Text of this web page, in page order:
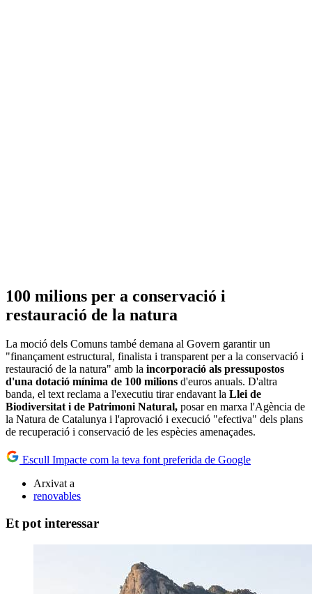
100 milions per a conservació i
restauració de la natura
La moció dels Comuns també demana al Govern garantir un
"finançament estructural, finalista i transparent per a la conservació i
restauració de la natura" amb la incorporació als pressupostos
d'una dotació mínima de 100 milions d'euros anuals. D'altra
banda, el text reclama a l'executiu tirar endavant la Llei de
Biodiversitat i de Patrimoni Natural, posar en marxa l'Agència de
la Natura de Catalunya i l'aprovació i execució "efectiva" dels plans
de recuperació i conservació de les espècies amenaçades.
Escull Impacte com la teva font preferida de Google
Arxivat a
renovables
Et pot interessar